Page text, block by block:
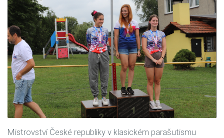
Mistrovství České republiky v klasickém parašutismu